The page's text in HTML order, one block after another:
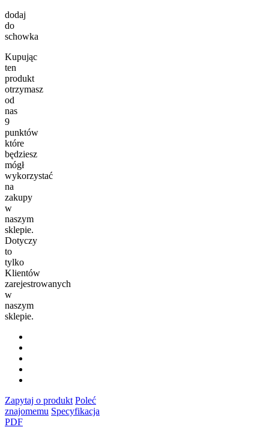
dodaj
do
schowka
Kupując
ten
produkt
otrzymasz
od
nas
9
punktów
które
będziesz
mógł
wykorzystać
na
zakupy
w
naszym
sklepie.
Dotyczy
to
tylko
Klientów
zarejestrowanych
w
naszym
sklepie.
Zapytaj o produkt Poleć
znajomemu Specyfikacja
PDF